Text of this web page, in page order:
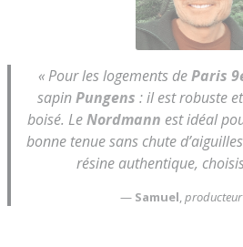
« Pour les logements deParis
sapinPungens : il est robuste
boisé. LeNordmann est idéal
bonne tenue sans chute
résine authentique,
— Samuel,